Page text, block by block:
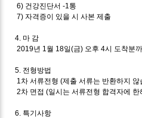
6) 건강진단서 -1통
7) 자격증이 있을 시 사본 제출
4. 마 감
2019년 1월 18일(금) 오후 4시 도착분
5. 전형방법
1차 서류전형 (제출 서류는 반환하지 않
2차 면접 (일시는 서류전형 합격자에 한
6. 특기사항